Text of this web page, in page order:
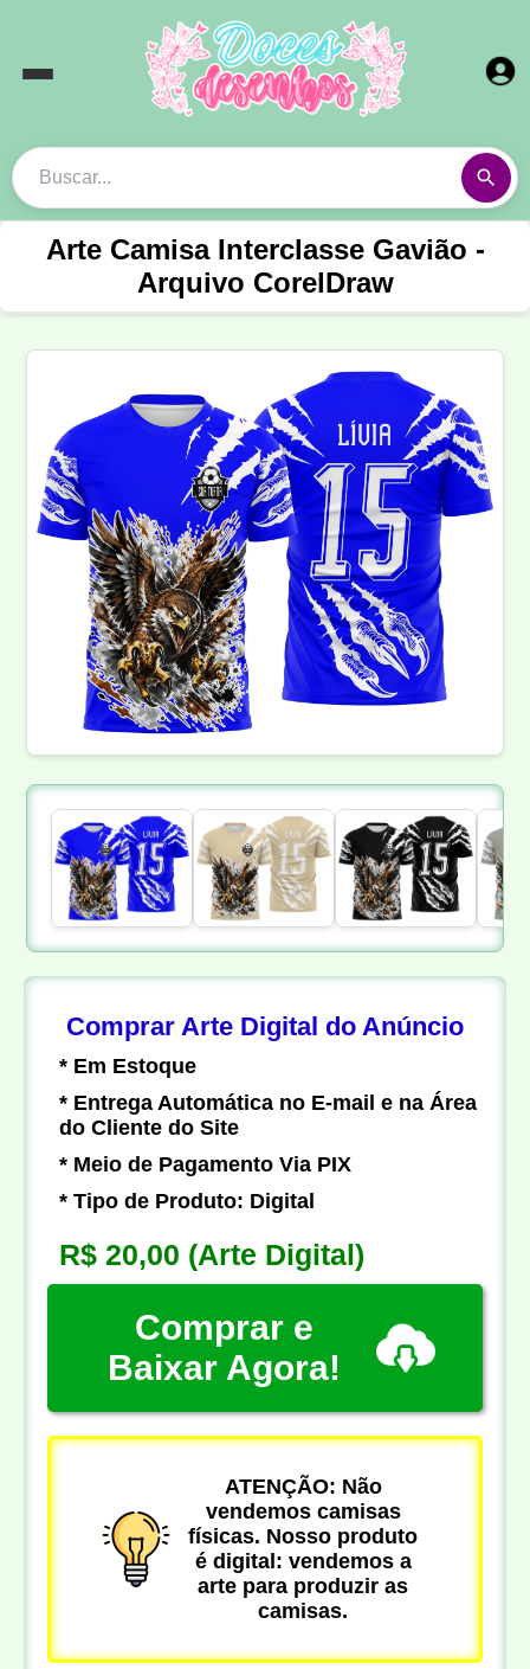
Arte Camisa Interclasse Gavião -
Arquivo CorelDraw
Comprar Arte Digital do Anúncio
* Em Estoque
* Entrega Automática no E-mail e na Área
do Cliente do Site
* Meio de Pagamento Via PIX
* Tipo de Produto: Digital
R$ 20,00 (Arte Digital)
Comprar e
Baixar Agora!
ATENÇÃO: Não
vendemos camisas
físicas. Nosso produto
é digital: vendemos a
arte para produzir as
camisas.